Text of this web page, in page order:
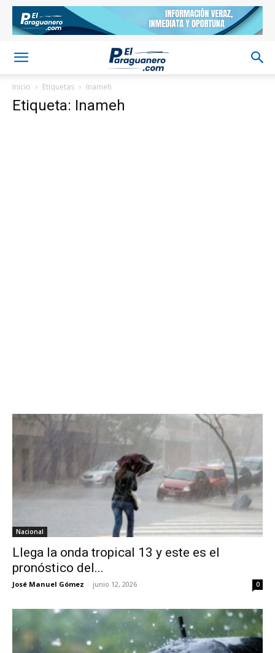
Inicio Etiquetas Inameh
Etiqueta: Inameh
Nacional
Llega la onda tropical 13 y este es el
pronóstico del...
José Manuel Gómez - junio 12, 2026 0